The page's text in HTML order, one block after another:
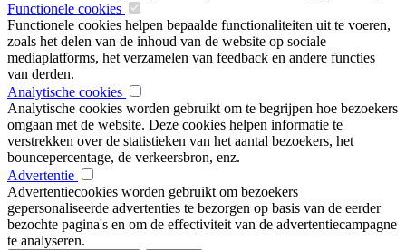
Functionele cookies
Functionele cookies helpen bepaalde functionaliteiten uit te voeren,
zoals het delen van de inhoud van de website op sociale
mediaplatforms, het verzamelen van feedback en andere functies
van derden.
Analytische cookies
Analytische cookies worden gebruikt om te begrijpen hoe bezoekers
omgaan met de website. Deze cookies helpen informatie te
verstrekken over de statistieken van het aantal bezoekers, het
bouncepercentage, de verkeersbron, enz.
Advertentie
Advertentiecookies worden gebruikt om bezoekers
gepersonaliseerde advertenties te bezorgen op basis van de eerder
bezochte pagina's en om de effectiviteit van de advertentiecampagne
te analyseren.